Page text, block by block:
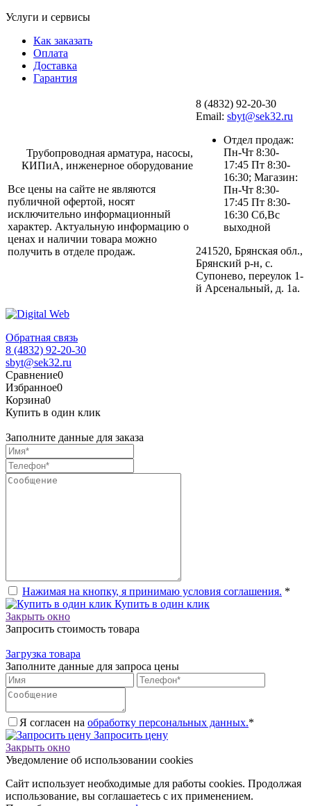
Услуги и сервисы
Как заказать
Оплата
Доставка
Гарантия
Трубопроводная арматура, насосы,
КИПиА, инженерное оборудование
Все цены на сайте не являются
публичной офертой, носят
исключительно информационный
характер. Актуальную информацию о
ценах и наличии товара можно
получить в отделе продаж.
8 (4832) 92-20-30
Email: sbyt@sek32.ru
Отдел продаж:
Пн-Чт 8:30-
17:45 Пт 8:30-
16:30; Магазин:
Пн-Чт 8:30-
17:45 Пт 8:30-
16:30 Сб,Вс
выходной
241520, Брянская обл.,
Брянский р-н, с.
Супонево, переулок 1-
й Арсенальный, д. 1а.
Обратная связь
8 (4832) 92-20-30
sbyt@sek32.ru
Сравнение0
Избранное0
Корзина0
Купить в один клик
Заполните данные для заказа
Нажимая на кнопку, я принимаю условия соглашения. *
Купить в один клик
Закрыть окно
Запросить стоимость товара
Загрузка товара
Заполните данные для запроса цены
Я согласен на обработку персональных данных.*
Запросить цену
Закрыть окно
Уведомление об использовании cookies
Сайт использует необходимые для работы cookies. Продолжая
использование, вы соглашаетесь с их применением.